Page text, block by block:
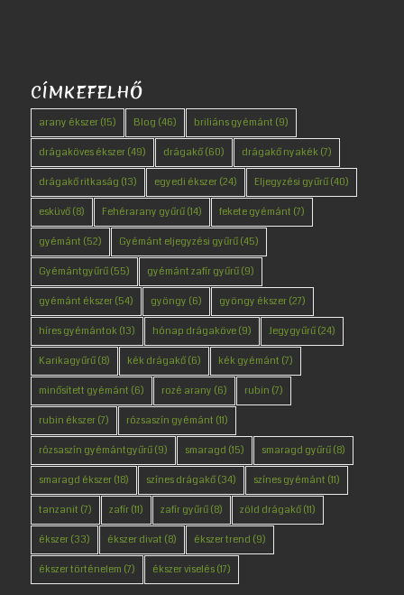
CÍMKEFELHŐ
arany ékszer(15) Blog (46) briliáns gyémánt (9)
drágaköves ékszer(49) drágakő(60) drágakő nyakék(7)
drágakő ritkaság (13) egyedi ékszer(24) Eljegyzési gyűrű(40)
esküvő(8) Fehérarany gyűrű(14) fekete gyémánt (7)
gyémánt (52) Gyémánt eljegyzési gyűrű(45)
Gyémántgyűrű(55) gyémánt zafír gyűrű(9)
gyémánt ékszer(54) gyöngy (6) gyöngy ékszer(27)
híres gyémántok(13) hónap drágaköve(9) Jegygyűrű(24)
Karikagyűrű(8) kék drágakő(6) kék gyémánt (7)
minősített gyémánt (6) rozé arany (6) rubin (7)
rubin ékszer(7) rózsaszín gyémánt (11)
rózsaszín gyémántgyűrű(9) smaragd (15) smaragd gyűrű(8)
smaragd ékszer(18) színes drágakő(34) színes gyémánt (11)
tanzanit (7) zafír(11) zafír gyűrű(8) zöld drágakő(11)
ékszer(33) ékszer divat (8) ékszer trend (9)
ékszer történelem (7) ékszer viselés(17)